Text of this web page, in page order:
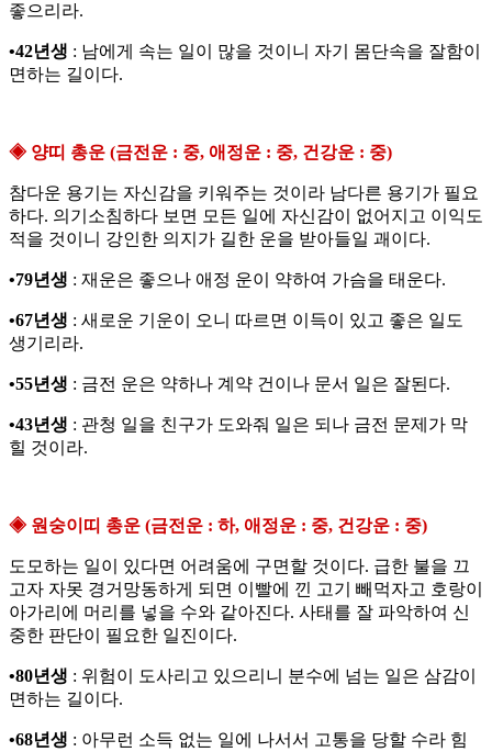
좋으리라.
•42년생 : 남에게 속는 일이 많을 것이니 자기 몸단속을 잘함이
면하는 길이다.
◈ 양띠 총운 (금전운 : 중, 애정운 : 중, 건강운 : 중)
참다운 용기는 자신감을 키워주는 것이라 남다른 용기가 필요
하다. 의기소침하다 보면 모든 일에 자신감이 없어지고 이익도
적을 것이니 강인한 의지가 길한 운을 받아들일 괘이다.
•79년생 : 재운은 좋으나 애정 운이 약하여 가슴을 태운다.
•67년생 : 새로운 기운이 오니 따르면 이득이 있고 좋은 일도
생기리라.
•55년생 : 금전 운은 약하나 계약 건이나 문서 일은 잘된다.
•43년생 : 관청 일을 친구가 도와줘 일은 되나 금전 문제가 막
힐 것이라.
◈ 원숭이띠 총운 (금전운 : 하, 애정운 : 중, 건강운 : 중)
도모하는 일이 있다면 어려움에 구면할 것이다. 급한 불을 끄
고자 자못 경거망동하게 되면 이빨에 낀 고기 빼먹자고 호랑이
아가리에 머리를 넣을 수와 같아진다. 사태를 잘 파악하여 신
중한 판단이 필요한 일진이다.
•80년생 : 위험이 도사리고 있으리니 분수에 넘는 일은 삼감이
면하는 길이다.
•68년생 : 아무런 소득 없는 일에 나서서 고통을 당할 수라 힘